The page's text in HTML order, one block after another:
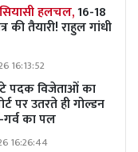
हलचल,16-18
तैयारी! राहुल गांधी
16:13:52
पदक विजेताओं का
पर उतरते ही गोल्डन
गर्व का पल
16:26:44